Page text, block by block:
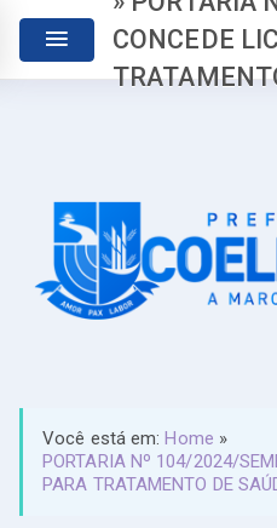
CONCEDE
Você está em:Home »
PORTARIA Nº 104/2024/
PARA TRATAMENTO DE